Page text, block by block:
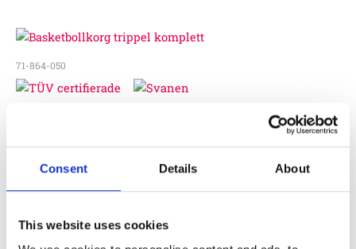
Consent Details About
This website uses cookies
71-864-050